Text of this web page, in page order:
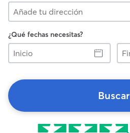
¿Qué fechas necesitas?
Inicio
Fin
Buscar